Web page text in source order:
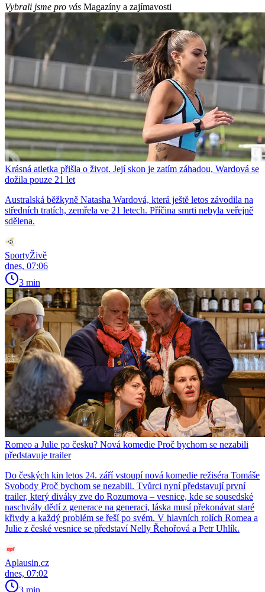
Vybrali jsme pro vás Magazíny a zajímavosti
Krásná atletka přišla o život. Její skon je zatím záhadou, Wardová se
dožila pouze 21 let
Australská běžkyně Natasha Wardová, která ještě letos závodila na
středních tratích, zemřela ve 21 letech. Příčina smrti nebyla veřejně
sdělena.
SportyŽivě
dnes, 07:06
3 min
Romeo a Julie po česku? Nová komedie Proč bychom se nezabili
představuje trailer
Do českých kin letos 24. září vstoupí nová komedie režiséra Tomáše
Svobody Proč bychom se nezabili. Tvůrci nyní představují první
trailer, který diváky zve do Rozumova – vesnice, kde se sousedské
naschvály dědí z generace na generaci, láska musí překonávat staré
křivdy a každý problém se řeší po svém. V hlavních rolích Romea a
Julie z české vesnice se představí Nelly Řehořová a Petr Uhlík.
Aplausin.cz
dnes, 07:02